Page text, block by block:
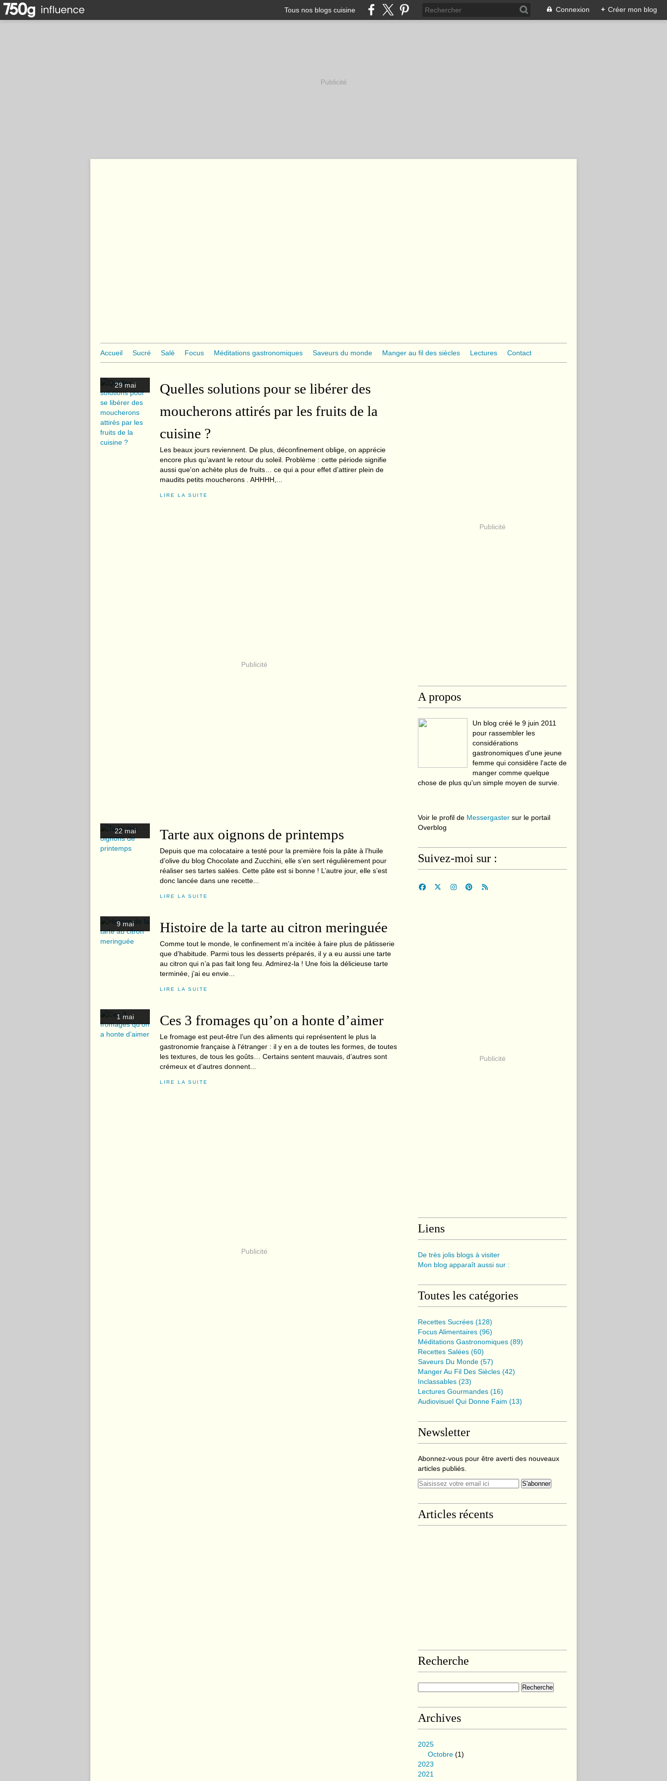
Tous nos blogs cuisine Connexion + Créer mon blog
Publicité
Accueil Sucré Salé Focus Méditations gastronomiques Saveurs du monde Manger au fil des siècles Lectures Contact
29 mai
Quelles solutions pour se libérer des
moucherons attirés par les fruits de la
cuisine ?
Les beaux jours reviennent. De plus, déconfinement oblige, on apprécie
encore plus qu’avant le retour du soleil. Problème : cette période signifie
aussi que'on achète plus de fruits… ce qui a pour effet d’attirer plein de
maudits petits moucherons . AHHHH,...
LIRE LA SUITE
Publicité
22 mai Tarte aux oignons de printemps
Depuis que ma colocataire a testé pour la première fois la pâte à l’huile
d’olive du blog Chocolate and Zucchini, elle s’en sert régulièrement pour
réaliser ses tartes salées. Cette pâte est si bonne ! L’autre jour, elle s’est
donc lancée dans une recette...
LIRE LA SUITE
9 mai Histoire de la tarte au citron meringuée
Comme tout le monde, le confinement m’a incitée à faire plus de pâtisserie
que d’habitude. Parmi tous les desserts préparés, il y a eu aussi une tarte
au citron qui n’a pas fait long feu. Admirez-la ! Une fois la délicieuse tarte
terminée, j’ai eu envie...
LIRE LA SUITE
1 mai Ces 3 fromages qu’on a honte d’aimer
Le fromage est peut-être l’un des aliments qui représentent le plus la
gastronomie française à l'étranger : il y en a de toutes les formes, de toutes
les textures, de tous les goûts… Certains sentent mauvais, d’autres sont
crémeux et d’autres donnent...
LIRE LA SUITE
Publicité
Publicité
A propos
Un blog créé le 9 juin 2011
pour rassembler les
considérations
gastronomiques d'une jeune
femme qui considère l'acte de
manger comme quelque
chose de plus qu'un simple moyen de survie.
Voir le profil de Messergaster sur le portail
Overblog
Suivez-moi sur :
Publicité
Liens
De très jolis blogs à visiter
Mon blog apparaît aussi sur :
Toutes les catégories
Recettes Sucrées (128)
Focus Alimentaires (96)
Méditations Gastronomiques (89)
Recettes Salées (60)
Saveurs Du Monde (57)
Manger Au Fil Des Siècles (42)
Inclassables (23)
Lectures Gourmandes (16)
Audiovisuel Qui Donne Faim (13)
Newsletter
Abonnez-vous pour être averti des nouveaux
articles publiés.
Articles récents
Recherche
Archives
2025
Octobre (1)
2023
2021